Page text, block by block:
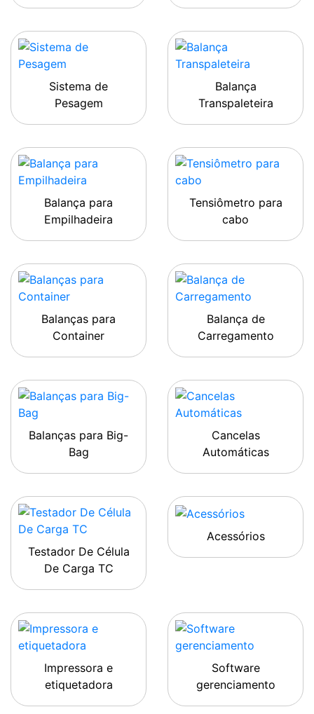
Sistema de
Pesagem
Balança
Transpaleteira
Balança para
Empilhadeira
Tensiômetro para
cabo
Balanças para
Container
Balança de
Carregamento
Balanças para Big-
Bag
Cancelas
Automáticas
Testador De Célula
De Carga TC
Acessórios
Impressora e
etiquetadora
Software
gerenciamento